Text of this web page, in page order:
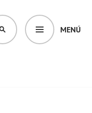
MENÚ
BUSCAR